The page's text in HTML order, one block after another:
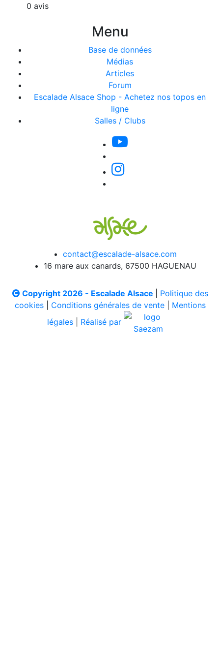
0 avis
Menu
Base de données
Médias
Articles
Forum
Escalade Alsace Shop - Achetez nos topos en
ligne
Salles / Clubs
contact@escalade-alsace.com
16 mare aux canards, 67500 HAGUENAU
Copyright 2026 - Escalade Alsace
Politique des
cookies| Conditions générales de vente| Mentions
légales
Réalisé par